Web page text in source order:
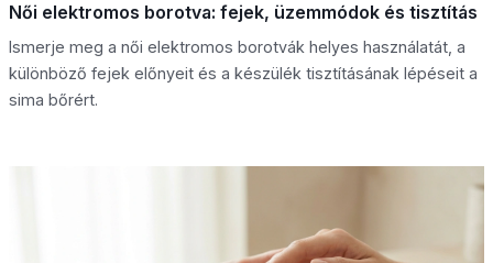
Női elektromos borotva: fejek, üzemmódok és tisztítás
Ismerje meg a női elektromos borotvák helyes használatát, a
különböző fejek előnyeit és a készülék tisztításának lépéseit a
sima bőrért.